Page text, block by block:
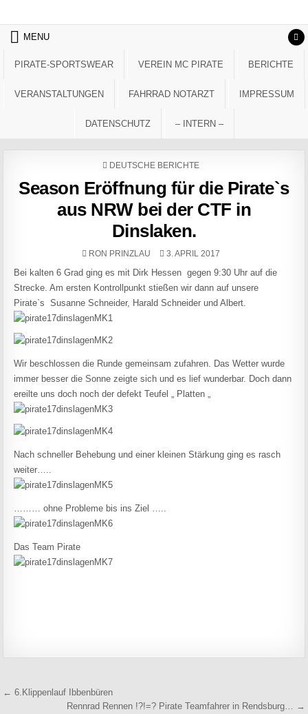
MENU
PIRATE-SPORTSWEAR VEREIN MC PIRATE BERICHTE
VERANSTALTUNGEN FAHRRAD NOTARZT IMPRESSUM
DATENSCHUTZ – INTERN –
POSTED IN
DEUTSCHE BERICHTE
Season Eröffnung für die Pirate`s
aus NRW bei der CTF in
Dinslaken.
AUTHOR:
RON PRINZLAU PUBLISHED DATE:
3. APRIL 2017
Bei kalten 6 Grad ging es mit Dirk Hessen gegen 9:30 Uhr auf die
Strecke. Am ersten Kontrollpunkt stießen wir dann auf unsere
Pirate`s Susanne Schneider, Harald Schneider und Albert.
Wir beschlossen die Runde gemeinsam zufahren. Das Wetter wurde
immer besser die Sonne zeigte sich und es lief wunderbar. Doch dann
ereilte uns doch noch der defekt Teufel „ Platten „
Nach schneller Behebung und einer kleinen Stärkung ging es rasch
weiter…..
……… ohne Probleme bis ins Ziel …..
Das Team Pirate
Beitragsnavigation
← 6.Klippenlauf Ibbenbüren
Rennrad Rennen !?!=? Pirate Teamfahrer in Rendsburg… →